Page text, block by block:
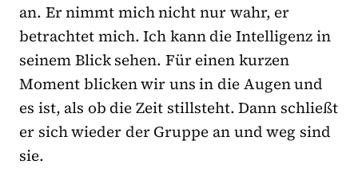
an. Er nimmt mich nicht nur wahr, er
betrachtet mich. Ich kann die Intelligenz in
seinem Blick sehen. Für einen kurzen
Moment blicken wir uns in die Augen und
es ist, als ob die Zeit stillsteht. Dann schließt
er sich wieder der Gruppe an und weg sind
sie.